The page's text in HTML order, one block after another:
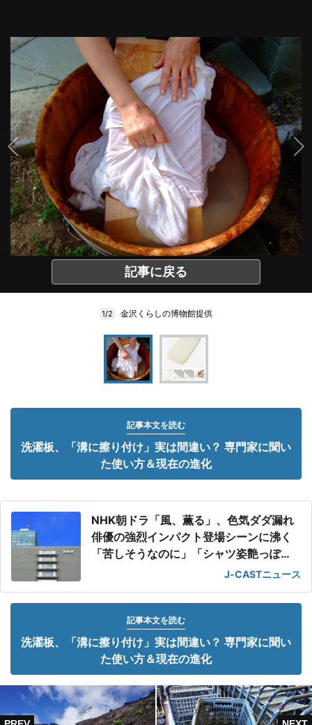
記事に戻る
1/2 金沢くらしの博物館提供
記事本文を読む
洗濯板、「溝に擦り付け」実は間違い？ 専門家に聞い
た使い方＆現在の進化
NHK朝ドラ「風、薫る」、色気ダダ漏れ
俳優の強烈インパクト登場シーンに沸く
「苦しそうなのに」「シャツ姿艶っぽ
J-CASTニュース
記事本文を読む
洗濯板、「溝に擦り付け」実は間違い？ 専門家に聞い
た使い方＆現在の進化